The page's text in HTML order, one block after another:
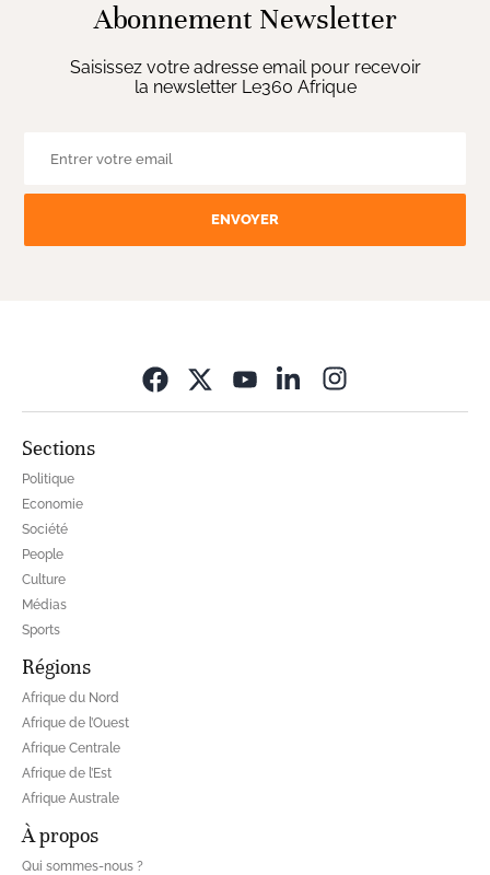
Abonnement Newsletter
Saisissez votre adresse email pour recevoir
la newsletter Le360 Afrique
ENVOYER
Sections
Politique
Economie
Société
People
Culture
Médias
Sports
Régions
Afrique du Nord
Afrique de l’Ouest
Afrique Centrale
Afrique de l’Est
Afrique Australe
À propos
Qui sommes-nous ?